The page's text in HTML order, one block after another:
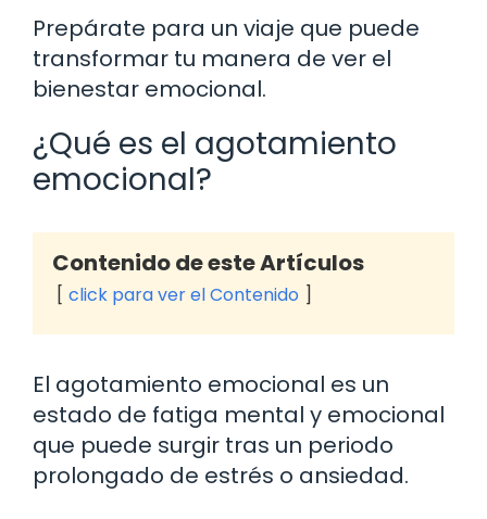
Prepárate para un viaje que puede
transformar tu manera de ver el
bienestar emocional.
¿Qué es el agotamiento
emocional?
Contenido de este Artículos
click para ver el Contenido
El agotamiento emocional es un
estado de fatiga mental y emocional
que puede surgir tras un periodo
prolongado de estrés o ansiedad.